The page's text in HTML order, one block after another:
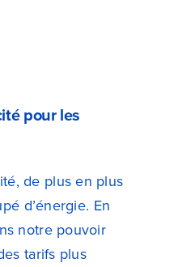
pour les
de plus en plus
d’énergie. En
notre pouvoir
tarifs plus